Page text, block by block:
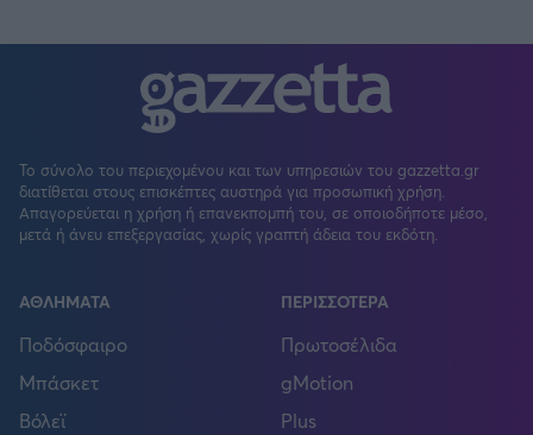
Το σύνολο του περιεχομένου και των υπηρεσιών του gazzetta.gr
διατίθεται στους επισκέπτες αυστηρά για προσωπική χρήση.
Απαγορεύεται η χρήση ή επανεκπομπή του, σε οποιοδήποτε μέσο,
μετά ή άνευ επεξεργασίας, χωρίς γραπτή άδεια του εκδότη.
ΑΘΛΗΜΑΤΑ
Ποδόσφαιρο
Μπάσκετ
Βόλεϊ
ΠΕΡΙΣΣΟΤΕΡΑ
Πρωτοσέλιδα
gMotion
Plus